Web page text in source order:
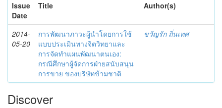
Issue
Date
Title Author(s)
2014-
05-20
การพัฒนาภาวะผู้นำโดยการใช้
แบบประเมินทางจิตวิทยาและ
การจัดทำแผนพัฒนาตนเอง:
กรณีศึกษาผู้จัดการฝ่ายสนับสนุน
การขาย ของบริษัทข้ามชาติ
ขวัญรัก ถิ่นเทศ
Discover